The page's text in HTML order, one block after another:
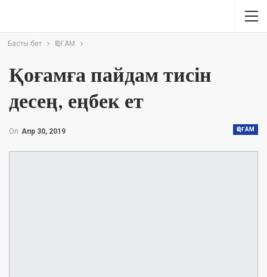
Басты бет ҚОҒАМ
Қоғамға пайдам тисін
десең, еңбек ет
ҚОҒАМ
On Апр 30, 2019